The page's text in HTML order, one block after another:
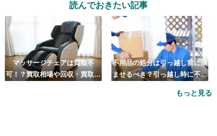
読んでおきたい記事
マッサージチェアは買取不
可！？買取相場や回収・買取の
不用品の処分は引っ越し前に済
ませるべき？引っ越し時に不用
もっと見る